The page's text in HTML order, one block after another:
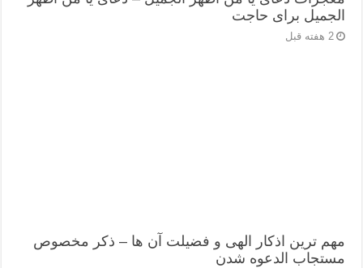
الجمیل برای حاجت
2 هفته قبل
مهم ترین اذکار الهی و فضیلت آن ها – ذکر مخصوص
مستجاب الدعوه شدن